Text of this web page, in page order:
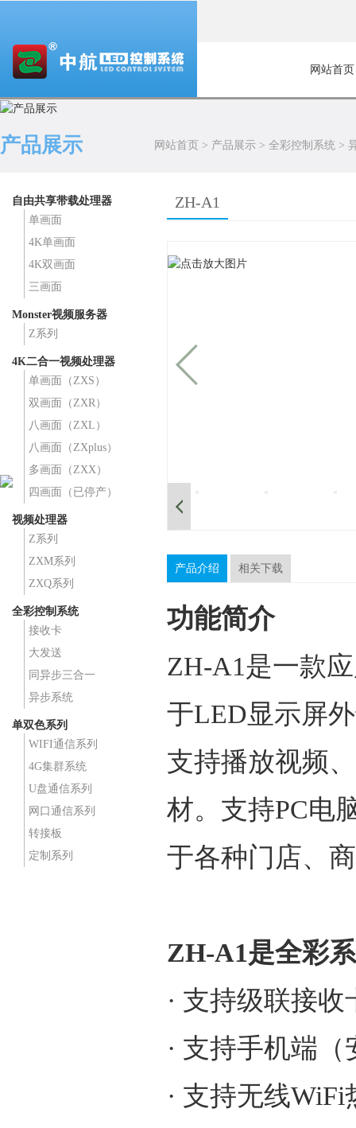
网站首页
产品展示 网站首页 > 产品展示 > 全彩控制系统 >
自由共享带载处理器
单画面
4K单画面
4K双画面
三画面
Monster视频服务器
Z系列
4K二合一视频处理器
单画面（ZXS）
双画面（ZXR）
八画面（ZXL）
八画面（ZXplus）
多画面（ZXX）
四画面（已停产）
视频处理器
Z系列
ZXM系列
ZXQ系列
全彩控制系统
接收卡
大发送
同异步三合一
异步系统
单双色系列
WIFI通信系列
4G集群系统
U盘通信系列
网口通信系列
转接板
定制系列
ZH-A1
产品介绍 相关下载
功能简介
ZH-A1是一款
于LED显示屏
支持播放视频
材。支持PC电
于各种门店、
ZH-A1是全彩
· 支持级联接
· 支持手机端
· 支持无线